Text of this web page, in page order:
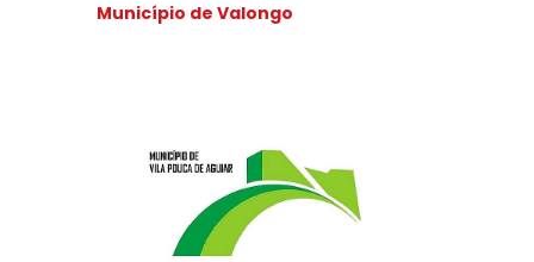
Município de Valongo